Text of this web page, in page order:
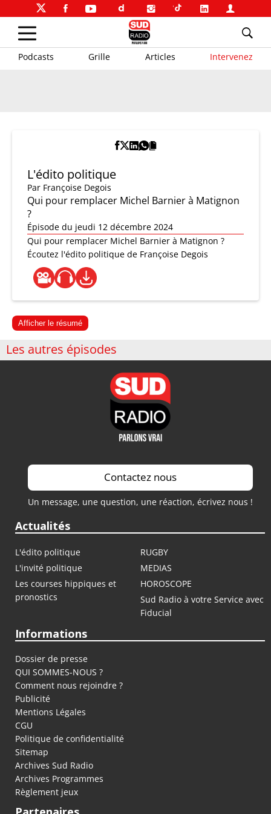
Podcasts Grille Articles Intervenez
L'édito politique
Par Françoise Degois
Qui pour remplacer Michel Barnier à Matignon
?
Épisode du jeudi 12 décembre 2024
Qui pour remplacer Michel Barnier à Matignon ?
Écoutez l'édito politique de Françoise Degois
Afficher le résumé
Les autres épisodes
Contactez nous
Un message, une question, une réaction, écrivez nous !
Actualités
L'édito politique
RUGBY
L'invité politique
MEDIAS
Les courses hippiques et
pronostics
HOROSCOPE
Sud Radio à votre Service avec
Fiducial
Informations
Dossier de presse
QUI SOMMES-NOUS ?
Comment nous rejoindre ?
Publicité
Mentions Légales
CGU
Politique de confidentialité
Sitemap
Archives Sud Radio
Archives Programmes
Règlement jeux